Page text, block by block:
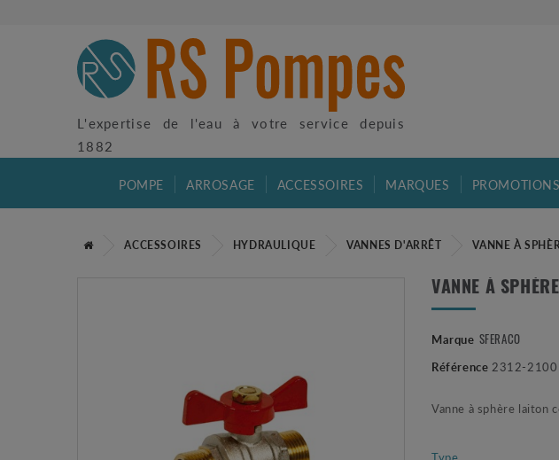
L'expertise de l'eau à votre service depuis
1882
POMPE ARROSAGE ACCESSOIRES MARQUES PROMOTIONS
ACCESSOIRES HYDRAULIQUE VANNES D'ARRÊT VANNE À
VANNE À
Marque SFERACO
Référence 2312-2100
Vanne à sphère laiton
Type